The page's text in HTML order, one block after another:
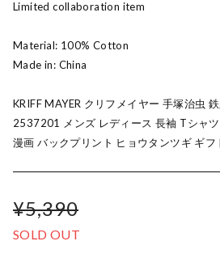
Limited collaboration item
Material: 100% Cotton
Made in: China
KRIFF MAYER クリフメイヤー 手塚治虫
2537201 メンズ レディース 長袖 Tシャ
漫画 バックプリント ヒョウタンツギ ギフ
¥5,390
SOLD OUT